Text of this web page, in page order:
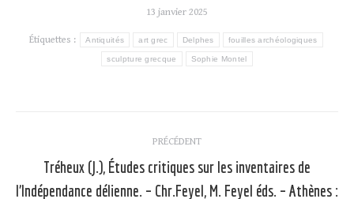
13 janvier 2025
Étiquettes : Antiquités art grec Delphes fouilles archéologiques
sculpture grecque Sophie Montel
article
PRÉCÉDENT
Tréheux (J.), Études critiques sur les inventaires de
l’Indépendance délienne. – Chr.Feyel, M. Feyel éds. – Athènes :